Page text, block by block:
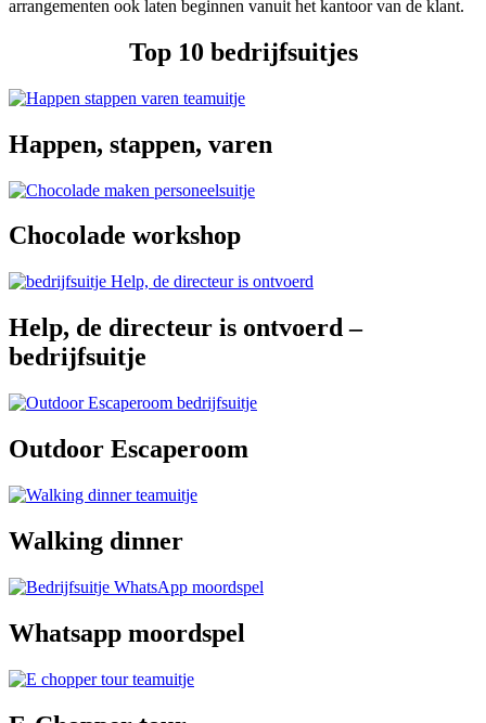
arrangementen ook laten beginnen vanuit het kantoor van de klant.
Top 10 bedrijfsuitjes
Happen, stappen, varen
Chocolade workshop
Help, de directeur is ontvoerd –
bedrijfsuitje
Outdoor Escaperoom
Walking dinner
Whatsapp moordspel